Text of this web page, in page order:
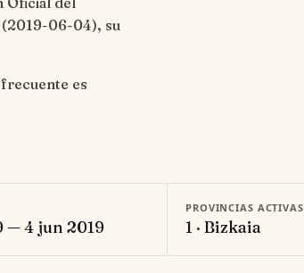
2019-06-04), su
es
— 4 jun 2019
PROVINCIAS ACTIVAS
1 · Bizkaia